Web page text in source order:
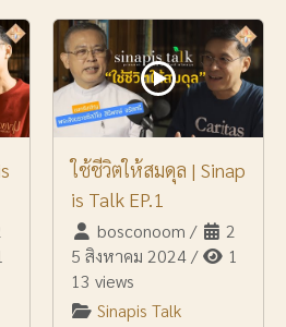
ใช้ชีวิตให้สมดุล | Sinap
is Talk EP.1
bosconoom /
2
5 สิงหาคม 2024/
1
13 views
Sinapis Talk